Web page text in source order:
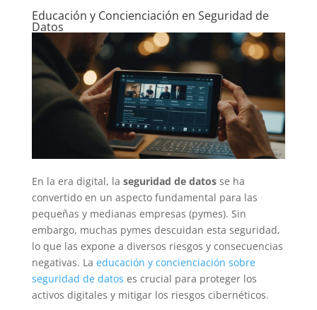
Educación y Concienciación en Seguridad de
Datos
En la era digital, la seguridad de datosse ha
convertido en un aspecto fundamental para las
pequeñas y medianas empresas (pymes). Sin
embargo, muchas pymes descuidan esta seguridad,
lo que las expone a diversos riesgos y consecuencias
negativas. La educación y concienciación sobre
seguridad de datos es crucial para proteger los
activos digitales y mitigar los riesgos cibernéticos.